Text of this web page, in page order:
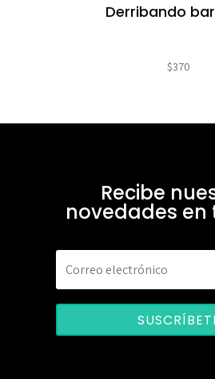
Derribando
$370
Recibe
novedades en